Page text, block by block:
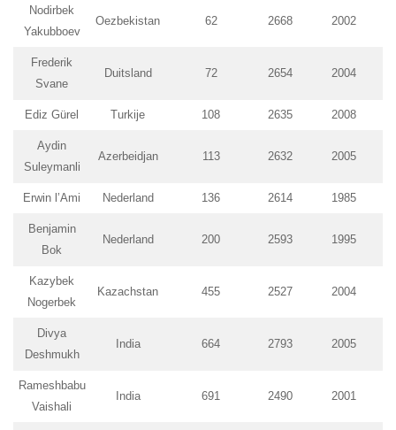
Nodirbek
Yakubboev
Oezbekistan 62 2668 2002
Frederik
Svane
Duitsland 72 2654 2004
Ediz Gürel Turkije 108 2635 2008
Aydin
Suleymanli
Azerbeidjan 113 2632 2005
Erwin l’Ami Nederland 136 2614 1985
Benjamin
Bok
Nederland 200 2593 1995
Kazybek
Nogerbek
Kazachstan 455 2527 2004
Divya
Deshmukh
India 664 2793 2005
Rameshbabu
Vaishali
India 691 2490 2001